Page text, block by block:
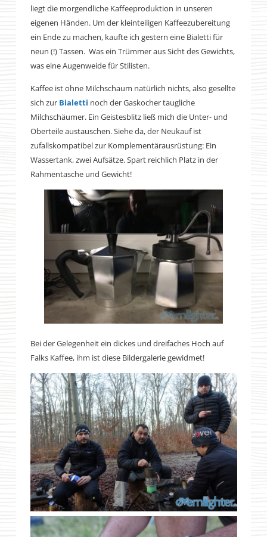
liegt die morgendliche Kaffeeproduktion in unseren
eigenen Händen. Um der kleinteiligen Kaffeezubereitung
ein Ende zu machen, kaufte ich gestern eine Bialetti für
neun (!) Tassen. Was ein Trümmer aus Sicht des Gewichts,
was eine Augenweide für Stilisten.
Kaffee ist ohne Milchschaum natürlich nichts, also gesellte
sich zur Bialetti noch der Gaskocher taugliche
Milchschäumer. Ein Geistesblitz ließ mich die Unter- und
Oberteile austauschen. Siehe da, der Neukauf ist
zufallskompatibel zur Komplementärausrüstung: Ein
Wassertank, zwei Aufsätze. Spart reichlich Platz in der
Rahmentasche und Gewicht!
Bei der Gelegenheit ein dickes und dreifaches Hoch auf
Falks Kaffee, ihm ist diese Bildergalerie gewidmet!